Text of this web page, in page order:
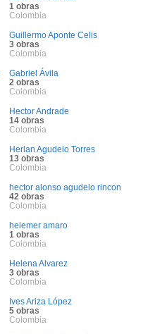
1 obras
Colombia
Guillermo Aponte Celis
3 obras
Colombia
Gabriel Ávila
2 obras
Colombia
Hector Andrade
14 obras
Colombia
Herlan Agudelo Torres
13 obras
Colombia
hector alonso agudelo rincon
42 obras
Colombia
heiemer amaro
1 obras
Colombia
Helena Alvarez
3 obras
Colombia
Ives Ariza López
5 obras
Colombia